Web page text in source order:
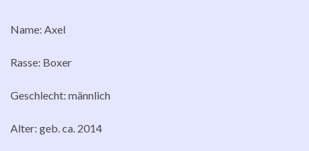
Name: Axel
Rasse: Boxer
Geschlecht: männlich
Alter: geb. ca. 2014